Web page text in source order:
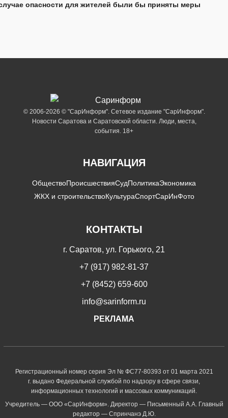
опасности для жителей были бы приняты меры
© 2006-2026 © "СарИнформ". Сетевое издание "СарИнформ".
Новости Саратова и Саратовской области. Люди, места,
события. 18+
НАВИГАЦИЯ
ОбществоПроисшествияСудПолитикаЭкономика
ЖКХ и строительствоКультураСпортСарИнФото
КОНТАКТЫ
г. Саратов, ул. Горького, 21
+7 (917) 982-81-37
+7 (8452) 659-600
info@sarinform.ru
РЕКЛАМА
Регистрационный номер серия Эл № ФС77-80393 от 01 марта 2021
г. выдано Федеральной службой по надзору в сфере связи,
информационных технологий и массовых коммуникаций.
Учредитель — ООО «СарИнформ». Директор — Письменный А.А. Главный
редактор — Спринчанэ Д.Ю.